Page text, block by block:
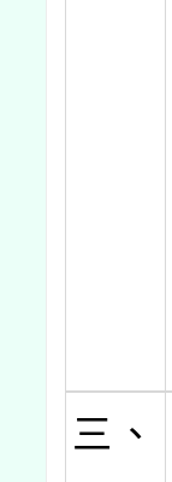
三、